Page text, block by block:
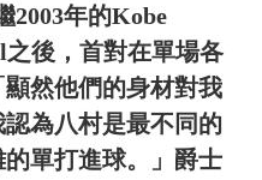
2003年的Kobe
後，首對在單場各
然他們的身材對我
為八村是最不同的
單打進球。」爵士